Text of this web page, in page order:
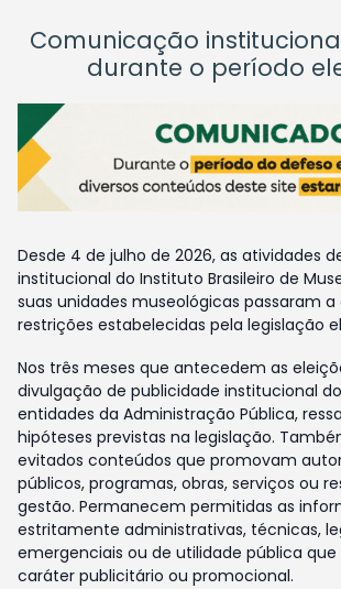
Comunicação
durante o período
Desde 4 de julho de 2026, as atividades
institucional do Instituto Brasileiro de
suas unidades museológicas passaram a
restrições estabelecidas pela legislação
Nos três meses que antecedem as
divulgação de publicidade institucional
entidades da Administração Pública,
hipóteses previstas na legislação.
evitados conteúdos que promovam
públicos, programas, obras, serviços ou
gestão. Permanecem permitidas as
estritamente administrativas, técnicas,
emergenciais ou de utilidade pública
caráter publicitário ou promocional.